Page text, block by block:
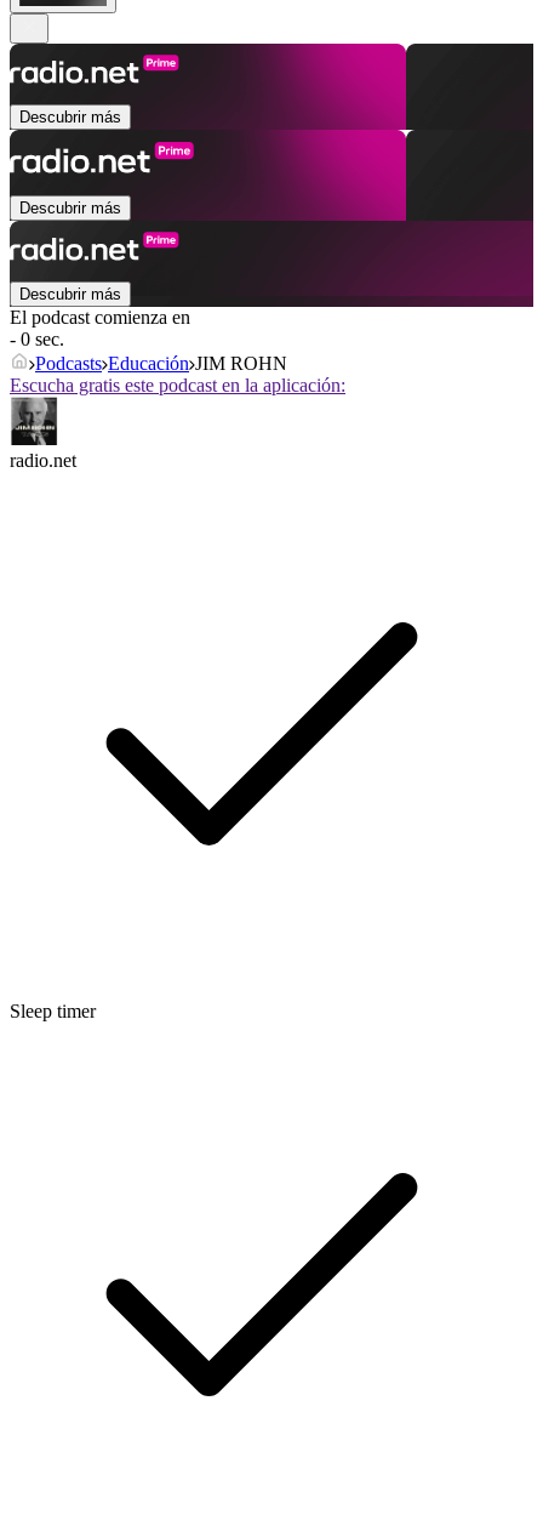
Descubrir más
Descubrir más
Descubrir más
El podcast comienza en
- 0 sec.
Podcasts Educación JIM ROHN
Escucha gratis este podcast en la aplicación:
radio.net
Sleep timer